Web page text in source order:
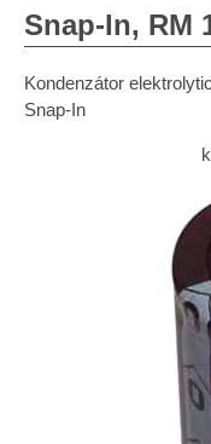
Snap-In, RM
Kondenzátor
Snap-In